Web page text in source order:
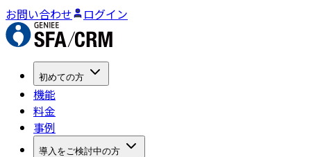
お問い合わせ ログイン
初めての方
機能
料金
事例
導入をご検討中の方